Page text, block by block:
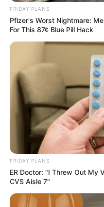
FRIDAY PLANS
Pfizer's Worst Nightmare:
For This 87¢ Blue Pill Hack
FRIDAY PLANS
ER Doctor: "I Threw Out My
CVS Aisle 7"